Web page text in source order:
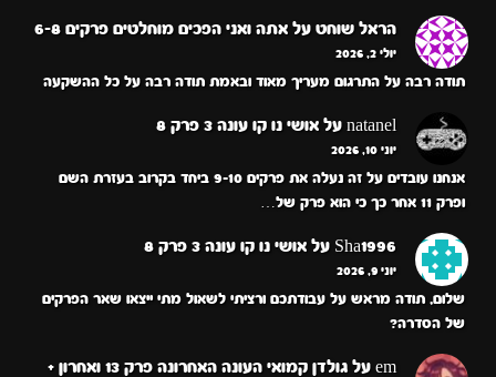
הראל שוחט על אתה ואני הפכים מוחלטים פרקים 6-8
יולי 2, 2026
תודה רבה על התרגום מעריך מאוד ובאמת תודה רבה על כל ההשקעה
natanel על אושי נו קו עונה 3 פרק 8
יוני 10, 2026
אנחנו עובדים על זה נעלה את פרקים 9-10 ביחד בקרוב בעזרת השם
ופרק 11 אחר כך כי הוא פרק של…
Sha1996 על אושי נו קו עונה 3 פרק 8
יוני 9, 2026
שלום, תודה מראש על עבודתכם ורציתי לשאול מתי ייצאו שאר הפרקים
של הסדרה?
em על
גולדן קמואי העונה האחרונה פרק 13 ואחרון +